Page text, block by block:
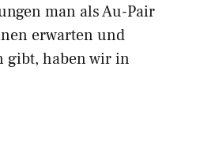
man als Au-Pair
erwarten und
gibt, haben wir in